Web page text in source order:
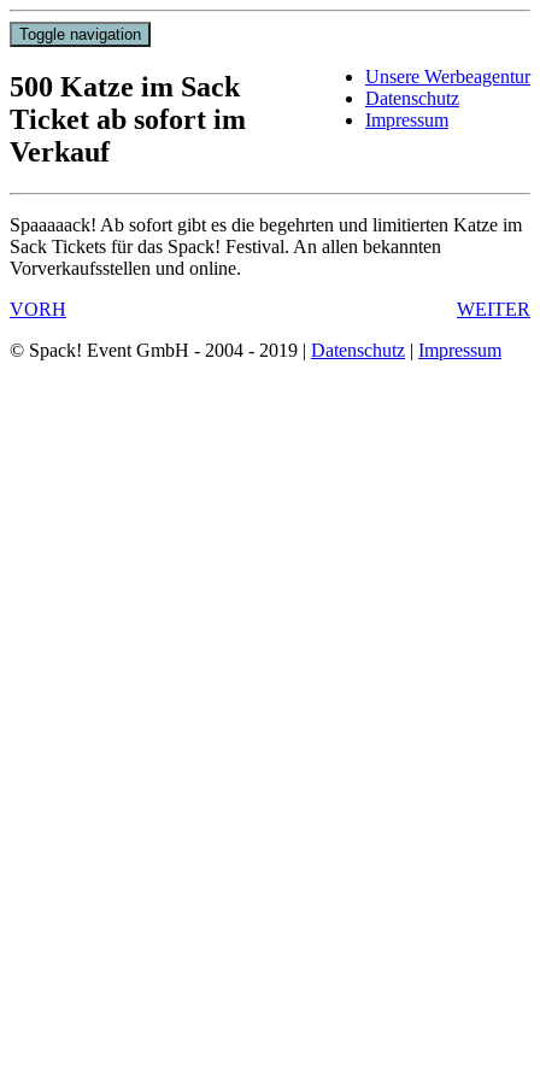
Toggle navigation
Unsere Werbeagentur
Datenschutz
Impressum
500 Katze im Sack
Ticket ab sofort im
Verkauf
Spaaaaack! Ab sofort gibt es die begehrten und limitierten Katze im
Sack Tickets für das Spack! Festival. An allen bekannten
Vorverkaufsstellen und online.
VORH
WEITER
© Spack! Event GmbH - 2004 - 2019 | Datenschutz | Impressum